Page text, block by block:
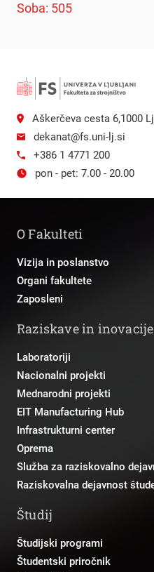
Soba: 505
Aškerčeva cesta 6,1000
dekanat@fs.uni-lj.si
+386 1 4771 200
pon - pet: 7.00 - 20.00
O Fakulteti
Vizija in poslanstvo
Organi fakultete
Zaposleni
Raziskave in inovacije
Laboratoriji
Nacionalni projekti
Mednarodni projekti
EIT Manufacturing Hub
Infrastrukturni center
Oprema
Služba za raziskovalno
Raziskovalna dejavnost
Študij
Študijski programi
Študentski priročnik